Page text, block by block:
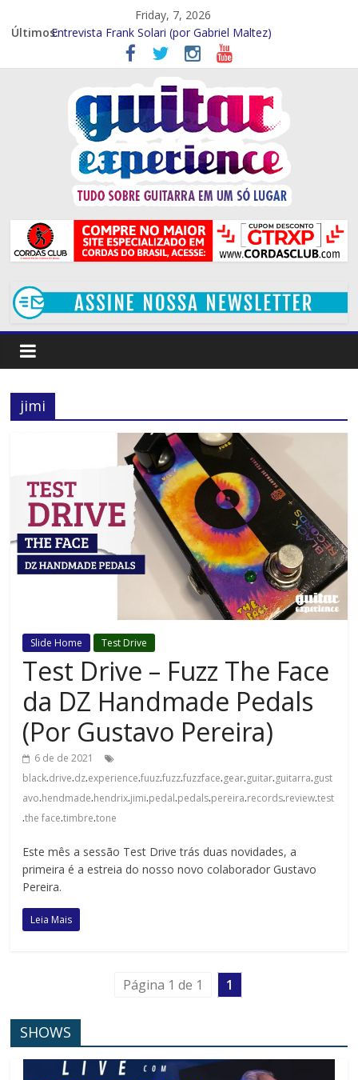
Friday, 7, 2026
Últimos:Entrevista Frank Solari (por Gabriel Maltez)
GTR EXP Entrevista – Marcelo Souza (por Gabriel Maltez)
GTR EXP – Entrevista Rod Rodrigues (Por Rafael Ferraz)
GTR EXP Entrevista – Mithi Garcia (Por Rafael Ferraz)
Entrevista – Kiko Shred (Por Gabriel Maltez)
jimi
Slide Home Test Drive
Test Drive – Fuzz The Face
da DZ Handmade Pedals
(Por Gustavo Pereira)
6 de de 2021
black.drive.dz.experience.fuuz.fuzz.fuzzface.gear.guitar.guitarra.gust
avo.hendmade.hendrix.jimi.pedal.pedals.pereira.records.review.test
.the face.timbre.tone
Este mês a sessão Test Drive trás duas novidades, a
primeira é a estreia do nosso novo colaborador Gustavo
Pereira.
Leia Mais
Página 1 de 1 1
SHOWS